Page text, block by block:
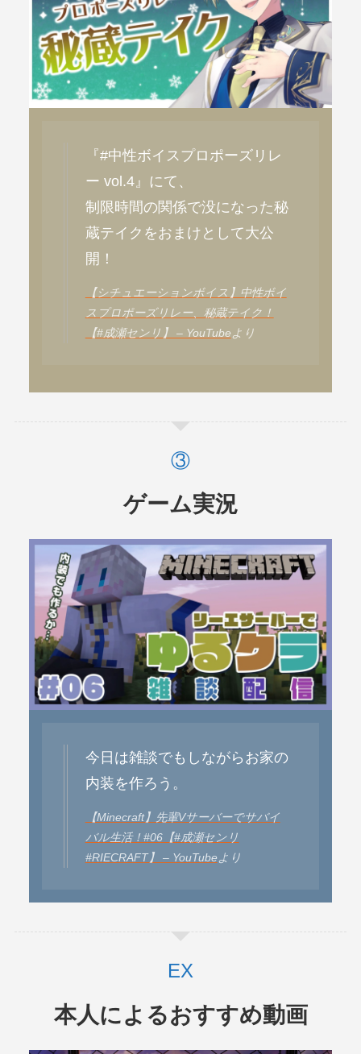
『#中性ボイスプロポーズリレ
ー vol.4』にて、
制限時間の関係で没になった秘
蔵テイクをおまけとして大公
開！
【シチュエーションボイス】中性ボイ
スプロポーズリレー、秘蔵テイク！
【#成瀬センリ】 – YouTube より
ゲーム実況
今日は雑談でもしながらお家の
内装を作ろう。
【Minecraft】先輩Vサーバーでサバイ
バル生活！#06【#成瀬センリ
#RIECRAFT】 – YouTubeより
本人によるおすすめ動画